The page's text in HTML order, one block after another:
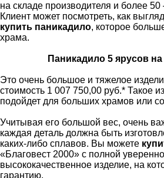
на складе производителя и более
Клиент может посмотреть, как
купить паникадило, которое
храма.
Паникадило 5 ярусов на
Это очень большое и тяжелое
стоимость 1 007 750,00 руб.* Такое
подойдет для больших храмов или
Учитывая его большой вес, очень
каждая деталь должна быть
каких-либо сплавов. Вы можете
«Благовест 2000» с полной
высококачественное изделие, на
гарантию.